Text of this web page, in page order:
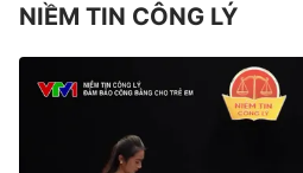
NIỀM TIN CÔNG LÝ